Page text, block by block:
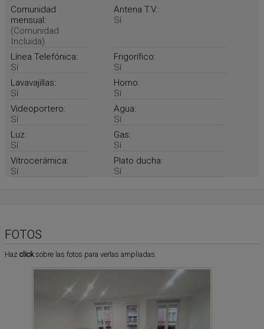
Comunidad
mensual:
(Comunidad
Incluida)
Antena T.V.:
Sí
Línea Telefónica:
Sí
Frigorífico:
Sí
Lavavajillas:
Sí
Horno:
Sí
Videoportero:
Sí
Agua:
Sí
Luz:
Sí
Gas:
Sí
Vitrocerámica:
Sí
Plato ducha:
Sí
FOTOS
Haz clicksobre las fotos para verlas ampliadas: